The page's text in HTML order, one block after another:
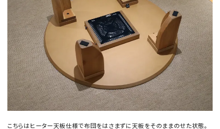
こちらはヒーター天板仕様で布団をはさまずに天板をそのままのせた状態。